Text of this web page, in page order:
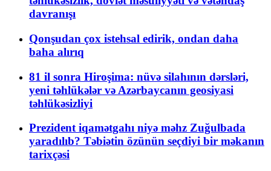
davranışı
Qonşudan çox istehsal edirik, ondan daha
baha alırıq
81 il sonra Hiroşima: nüvə silahının dərsləri,
yeni təhlükələr və Azərbaycanın geosiyasi
təhlükəsizliyi
Prezident iqamətgahı niyə məhz Zuğulbada
yaradılıb? Təbiətin özünün seçdiyi bir məkanın
tarixçəsi